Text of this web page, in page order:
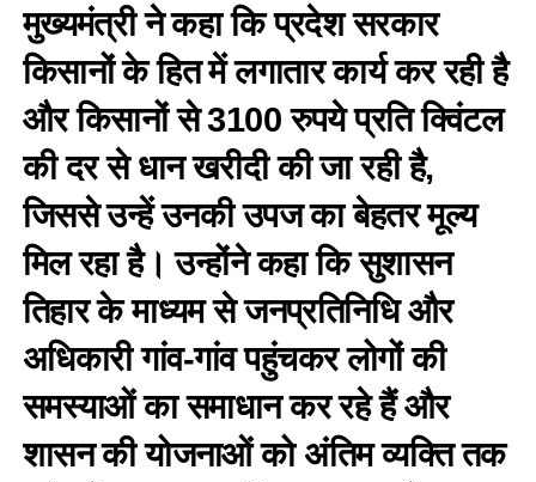
मुख्यमंत्री ने कहा कि प्रदेश सरकार
किसानों के हित में लगातार कार्य कर रही है
और किसानों से 3100 रुपये प्रति क्विंटल
की दर से धान खरीदी की जा रही है,
जिससे उन्हें उनकी उपज का बेहतर मूल्य
मिल रहा है। उन्होंने कहा कि सुशासन
तिहार के माध्यम से जनप्रतिनिधि और
अधिकारी गांव-गांव पहुंचकर लोगों की
समस्याओं का समाधान कर रहे हैं और
शासन की योजनाओं को अंतिम व्यक्ति तक